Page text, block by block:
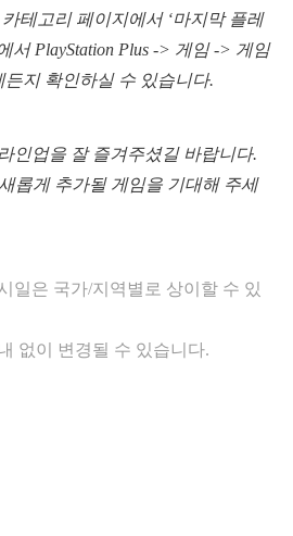
카테고리 페이지에서 ‘마지막 플레
서 PlayStation Plus -> 게임 -> 게임
지 확인하실 수 있습니다.
인업을 잘 즐겨주셨길 바랍니다.
롭게 추가될 게임을 기대해 주세
일은 국가/지역별로 상이할 수 있
없이 변경될 수 있습니다.